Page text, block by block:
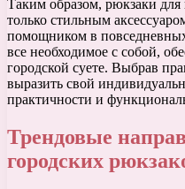
Таким образом, рюкзаки
только стильным
помощником в
все необходимое с собой,
городской суете. Выбрав
выразить свой
практичности и
Трендовые
городских